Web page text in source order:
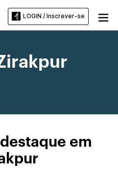
LOGIN / Inscrever-se
em